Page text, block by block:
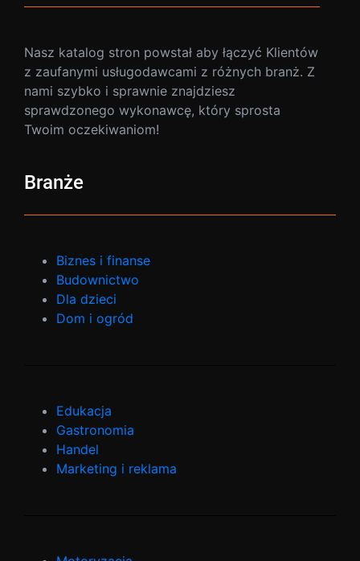
Nasz katalog stron powstał aby łączyć Klientów
z zaufanymi usługodawcami z różnych branż. Z
nami szybko i sprawnie znajdziesz
sprawdzonego wykonawcę, który sprosta
Twoim oczekiwaniom!
Branże
Biznes i finanse
Budownictwo
Dla dzieci
Dom i ogród
Edukacja
Gastronomia
Handel
Marketing i reklama